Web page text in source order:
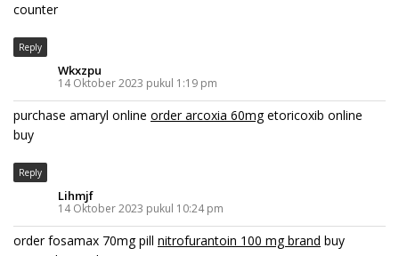
counter
Reply
Wkxzpu
14 Oktober 2023 pukul 1:19 pm
purchase amaryl online order arcoxia 60mgetoricoxib online
buy
Reply
Lihmjf
14 Oktober 2023 pukul 10:24 pm
order fosamax 70mg pill nitrofurantoin 100 mg brand buy